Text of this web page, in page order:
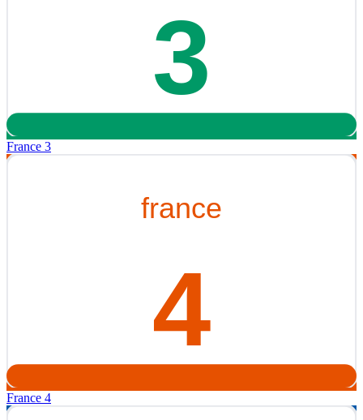
France 3
France 4